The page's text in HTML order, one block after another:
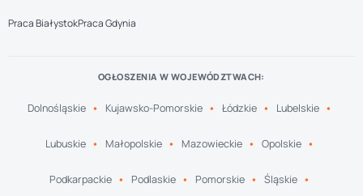
Praca BiałystokPraca Gdynia
OGŁOSZENIA W WOJEWÓDZTWACH:
Dolnośląskie Kujawsko-Pomorskie Łódzkie Lubelskie
Lubuskie Małopolskie Mazowieckie Opolskie
Podkarpackie Podlaskie Pomorskie Śląskie